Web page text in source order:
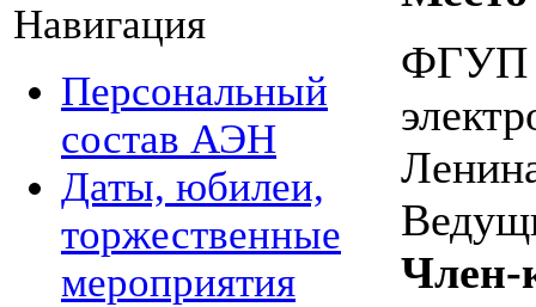
Навигация
Персональный
состав АЭН
Даты, юбилеи,
торжественные
мероприятия
ФГУП
Член-